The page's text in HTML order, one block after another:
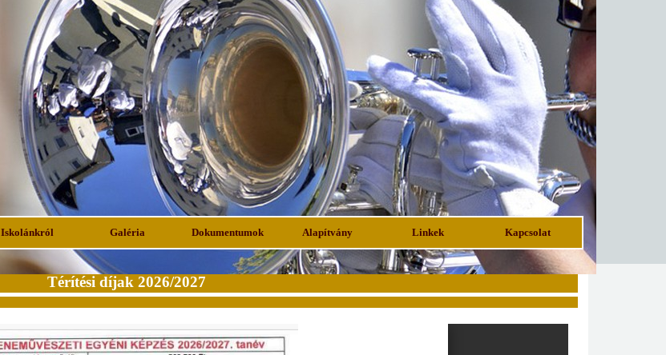
Iskolánkról Galéria Dokumentumok Alapítvány Linkek Kapcsolat
Térítési díjak 2026/2027